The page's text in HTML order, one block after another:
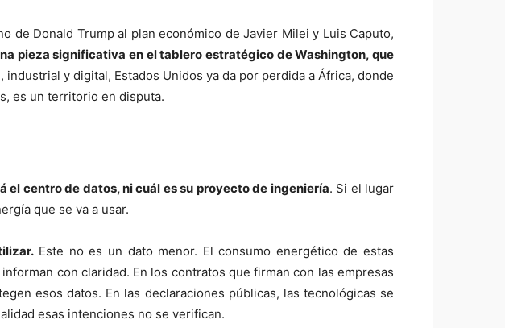
de Donald Trump al plan económico de Javier Milei y Luis Caputo,
pieza significativa en el tablero estratégico de Washington, que
industrial y digital, Estados Unidos ya da por perdida a África, donde
es un territorio en disputa.
el centro de datos, ni cuál es su proyecto de ingeniería. Si el lugar
que se va a usar.
Este no es un dato menor. El consumo energético de estas
con claridad. En los contratos que firman con las empresas
esos datos. En las declaraciones públicas, las tecnológicas se
esas intenciones no se verifican.